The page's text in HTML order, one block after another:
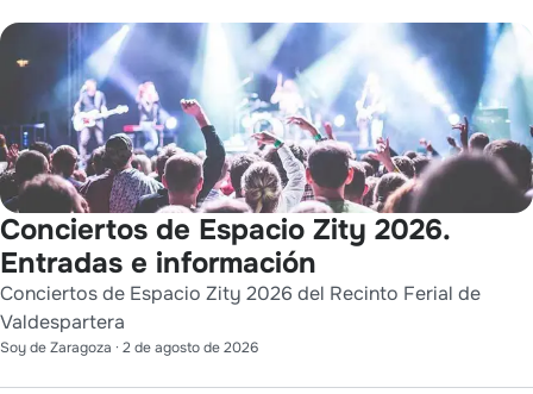
Conciertos de Espacio Zity 2026.
Entradas e información
Conciertos de Espacio Zity 2026 del Recinto Ferial de
Valdespartera
Soy de Zaragoza · 2 de agosto de 2026